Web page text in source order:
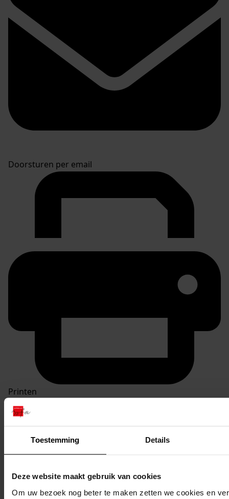
Toestemming Details
Deze website maakt gebruik van cookies
Om uw bezoek nog beter te maken zetten we cookies en
Doorsturen per email
Printen
duurzaam webadres
inv. nrs. 1101-1200